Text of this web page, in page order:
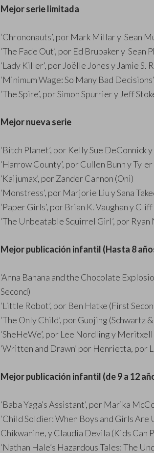
Mejor serie limitada
‘Chrononauts’, por Mark Millar y Sean
‘The Fade Out’, por Ed Brubaker y Sean
‘Lady Killer’, por Joëlle Jones y Jamie S.
‘Minimum Wage: So Many Bad
‘The Spire’, por Simon Spurrier y Jeff
Mejor nueva serie
‘Bitch Planet’, por Kelly Sue DeConnick
‘Harrow County’, por Cullen Bunn y
‘Kaijumax’, por Zander Cannon (Oni)
‘Monstress’, por Marjorie Liu y Sana
‘Paper Girls’, por Brian K. Vaughan y
‘The Unbeatable Squirrel Girl’, por
Mejor publicación infantil (Hasta 8
‘Anna Banana and the Chocolate
Second)
‘Little Robot’, por Ben Hatke (First
‘The Only Child’, por Guojing (Schwartz
‘SheHeWe’, por Lee Nordling y
‘Written and Drawn’ por Henrietta, por
Mejor publicación infantil (de 9 a 12
‘Baba Yaga’s Assistant’, por Marika
‘Child Soldier: When Boys and Girls Are
Chikwanine, y Claudia Devila (Kids Can
‘Nathan Hale’s Hazardous Tales: The